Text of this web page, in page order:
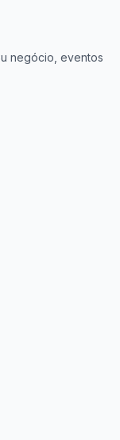
negócio, eventos